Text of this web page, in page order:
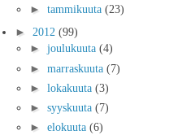
► tammikuuta (23)
► 2012 (99)
► joulukuuta (4)
► marraskuuta (7)
► lokakuuta (3)
► syyskuuta (7)
► elokuuta (6)